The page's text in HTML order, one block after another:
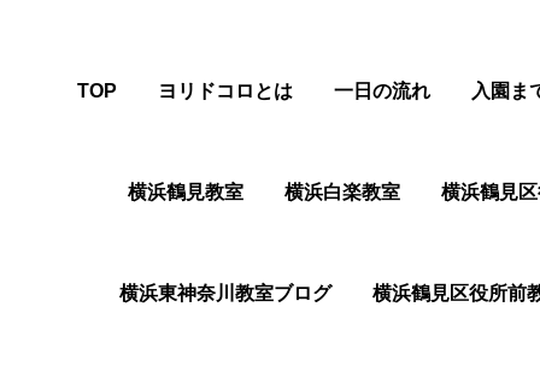
TOP ヨリドコロとは 一日の流れ 入園ま
横浜鶴見教室 横浜白楽教室 横浜鶴⾒
横浜東神奈川教室ブログ 横浜鶴⾒区役所前